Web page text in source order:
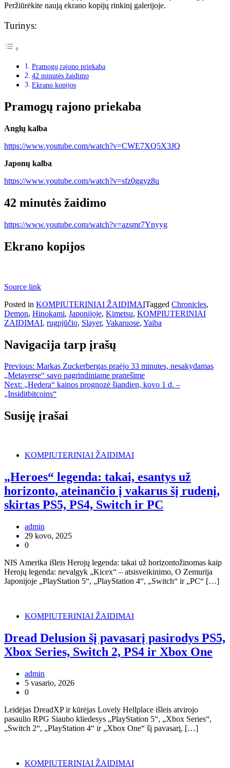
Peržiūrėkite naują ekrano kopijų rinkinį galerijoje.
Turinys:
Pramogų rajono priekaba
42 minutės žaidimo
Ekrano kopijos
Pramogų rajono priekaba
Anglų kalba
https://www.youtube.com/watch?v=CWE7XQ5X3JQ
Japonų kalba
https://www.youtube.com/watch?v=sfz0ggyz8u
42 minutės žaidimo
https://www.youtube.com/watch?v=azsmr7Ynyyg
Ekrano kopijos
Source link
Posted in KOMPIUTERINIAI ŽAIDIMAITagged Chronicles,
Demon, Hinokami, Japonijoje, Kimetsu, KOMPIUTERINIAI
ZAIDIMAI, rugpjūčio, Slayer, Vakaruose, Yaiba
Navigacija tarp įrašų
Previous: Markas Zuckerbergas praėjo 33 minutes, nesakydamas
„Metaverse“ savo pagrindiniame pranešime
Next: „Hedera“ kainos prognozė šiandien, kovo 1 d. –
„Insiditbitcoins“
Susiję įrašai
KOMPIUTERINIAI ŽAIDIMAI
„Heroes“ legenda: takai, esantys už
horizonto, ateinančio į vakarus šį rudenį,
skirtas PS5, PS4, Switch ir PC
admin
29 kovo, 2025
0
NIS Amerika išleis Herojų legenda: takai už horizontožinomas kaip
Herojų legenda: nevalgyk „Kicex“ – atsisveikinimo, O Zemurija
Japonijoje „PlayStation 5“, „PlayStation 4“, „Switch“ ir „PC“ […]
KOMPIUTERINIAI ŽAIDIMAI
Dread Delusion šį pavasarį pasirodys PS5,
Xbox Series, Switch 2, PS4 ir Xbox One
admin
5 vasario, 2026
0
Leidėjas DreadXP ir kūrėjas Lovely Hellplace išleis atvirojo
pasaulio RPG Siaubo kliedesys „PlayStation 5“, „Xbox Series“,
„Switch 2“, „PlayStation 4“ ir „Xbox One“ šį pavasarį, […]
KOMPIUTERINIAI ŽAIDIMAI